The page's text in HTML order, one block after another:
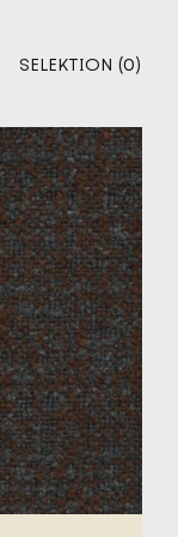
SELEKTION (0)